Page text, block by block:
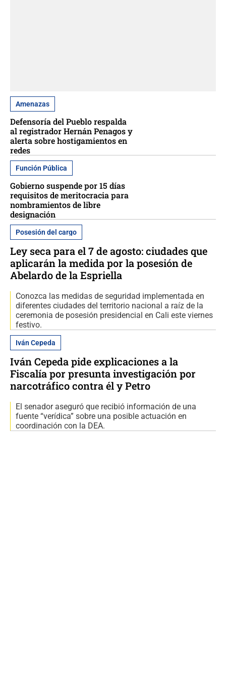
Amenazas
Defensoría del Pueblo respalda
al registrador Hernán Penagos y
alerta sobre hostigamientos en
redes
Función Pública
Gobierno suspende por 15 días
requisitos de meritocracia para
nombramientos de libre
designación
Posesión del cargo
Ley seca para el 7 de agosto: ciudades que
aplicarán la medida por la posesión de
Abelardo de la Espriella
Conozca las medidas de seguridad implementada en
diferentes ciudades del territorio nacional a raíz de la
ceremonia de posesión presidencial en Cali este viernes
festivo.
Iván Cepeda
Iván Cepeda pide explicaciones a la
Fiscalía por presunta investigación por
narcotráfico contra él y Petro
El senador aseguró que recibió información de una
fuente “verídica” sobre una posible actuación en
coordinación con la DEA.